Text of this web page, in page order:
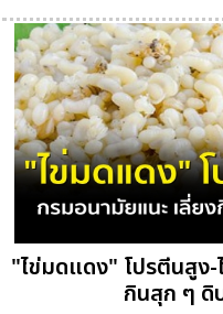
"ไข่มดแดง" โปรตีนสูง
กินสุก ๆ ดิ